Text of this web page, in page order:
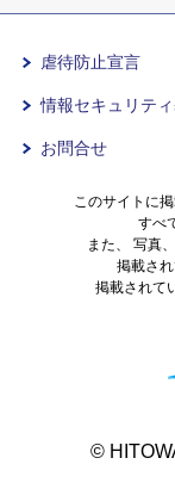
滋賀県
一日の流れ
有料老人ホー
有料老人ホ
介護費用と
虐待防止宣言
情報セキュリテ
お問合せ
このサイトに
すべ
また、 写真
掲載さ
掲載されて
©